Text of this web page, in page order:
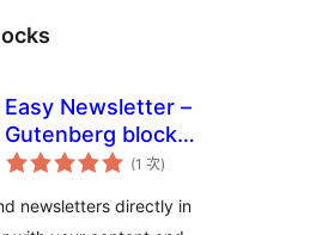
Easy Newsletter –
Gutenberg block
editor newsletter
(1 次評
分
數
)
newsletters directly in